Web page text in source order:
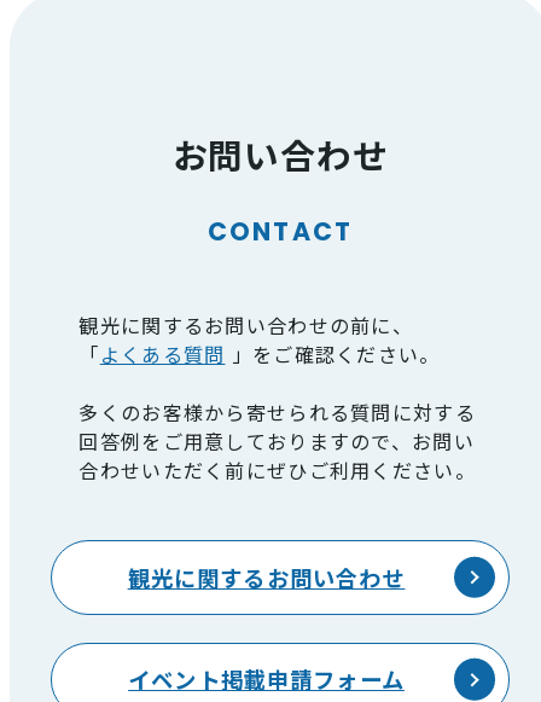
お問い合わせ
CONTACT
観光に関するお問い合わせの前に、
「よくある質問 」をご確認ください。
多くのお客様から寄せられる質問に対する
回答例をご用意しておりますので、お問い
合わせいただく前にぜひご利用ください。
観光に関するお問い合わせ
イベント掲載申請フォーム